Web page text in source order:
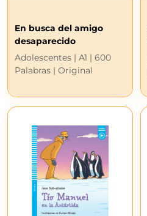
En busca del amigo
desaparecido
Adolescentes | A1 | 600
Palabras | Original